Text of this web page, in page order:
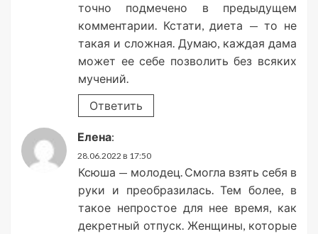
точно подмечено в предыдущем
комментарии. Кстати, диета — то не
такая и сложная. Думаю, каждая дама
может ее себе позволить без всяких
мучений.
Ответить
Елена:
28.06.2022 в 17:50
Ксюша — молодец. Смогла взять себя в
руки и преобразилась. Тем более, в
такое непростое для нее время, как
декретный отпуск. Женщины, которые